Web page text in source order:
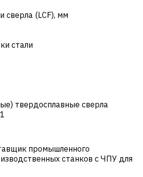
сверла (LCF), мм
стали
твердосплавные сверла
промышленного
станков с ЧПУ для